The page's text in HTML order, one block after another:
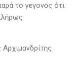
το γεγονός ότι